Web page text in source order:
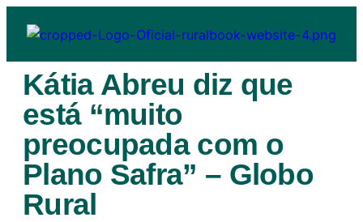
Kátia Abreu diz que
está “muito
preocupada com o
Plano Safra” – Globo
Rural